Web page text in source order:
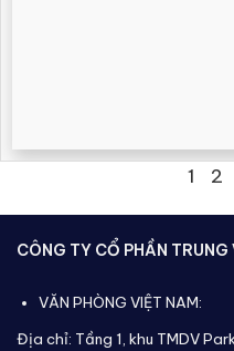
1 2
CÔNG TY CỔ PHẦN TRUNG
VĂN PHÒNG VIỆT NAM:
Địa chỉ: Tầng 1, khu TMDV